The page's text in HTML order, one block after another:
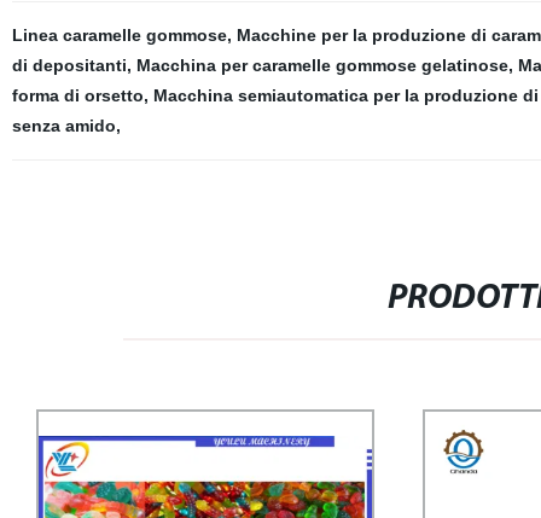
Linea caramelle gommose, Macchine per la produzione di
di depositanti, Macchina per caramelle gommose gelatinose,
forma di orsetto, Macchina semiautomatica per la produzione
senza amido,